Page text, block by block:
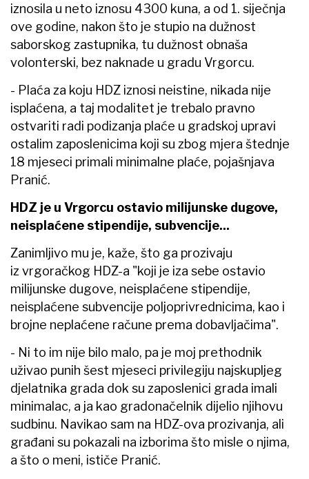
iznosila u neto iznosu 4300 kuna, a od 1. siječnja
ove godine, nakon što je stupio na dužnost
saborskog zastupnika, tu dužnost obnaša
volonterski, bez naknade u gradu Vrgorcu.
- Plaća za koju HDZ iznosi neistine, nikada nije
isplaćena, a taj modalitet je trebalo pravno
ostvariti radi podizanja plaće u gradskoj upravi
ostalim zaposlenicima koji su zbog mjera štednje
18 mjeseci primali minimalne plaće, pojašnjava
Pranić.
HDZ je u Vrgorcu ostavio milijunske dugove,
neisplaćene stipendije, subvencije...
Zanimljivo mu je, kaže, što ga prozivaju
iz vrgoračkog HDZ-a "koji je iza sebe ostavio
milijunske dugove, neisplaćene stipendije,
neisplaćene subvencije poljoprivrednicima, kao i
brojne neplaćene račune prema dobavljačima".
- Ni to im nije bilo malo, pa je moj prethodnik
uživao punih šest mjeseci privilegiju najskupljeg
djelatnika grada dok su zaposlenici grada imali
minimalac, a ja kao gradonačelnik dijelio njihovu
sudbinu. Navikao sam na HDZ-ova prozivanja, ali
građani su pokazali na izborima što misle o njima,
a što o meni, ističe Pranić.